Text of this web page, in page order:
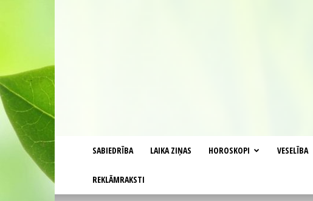
SABIEDRĪBA LAIKA ZIŅAS HOROSKOPI VESELĪBA
REKLĀMRAKSTI